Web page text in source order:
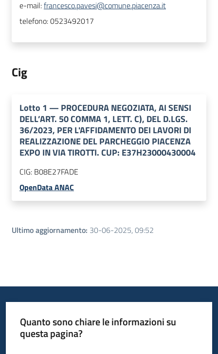
e-mail:francesco.pavesi@comune.piacenza.it
telefono:0523492017
Cig
Lotto 1 — PROCEDURA NEGOZIATA, AI SENSI
DELL’ART. 50 COMMA 1, LETT. C), DEL D.LGS.
36/2023, PER L'AFFIDAMENTO DEI LAVORI DI
REALIZZAZIONE DEL PARCHEGGIO PIACENZA
EXPO IN VIA TIROTTI. CUP: E37H23000430004
CIG: B08E27FADE
OpenData ANAC
Ultimo aggiornamento: 30-06-2025, 09:52
Quanto sono chiare le informazioni su
questa pagina?